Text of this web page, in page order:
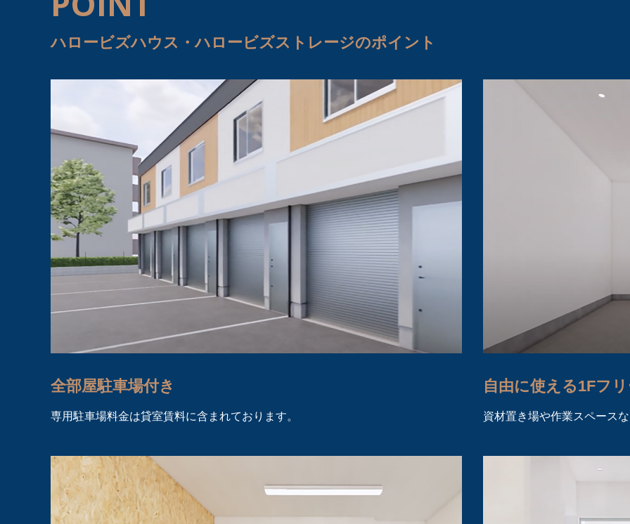
ハロービズハウス・ハロービズストレージのポイント
全部屋駐車場付き
専用駐車場料金は貸室賃料に含まれております。
自由に使える1Fフ
資材置き場や作業スペース